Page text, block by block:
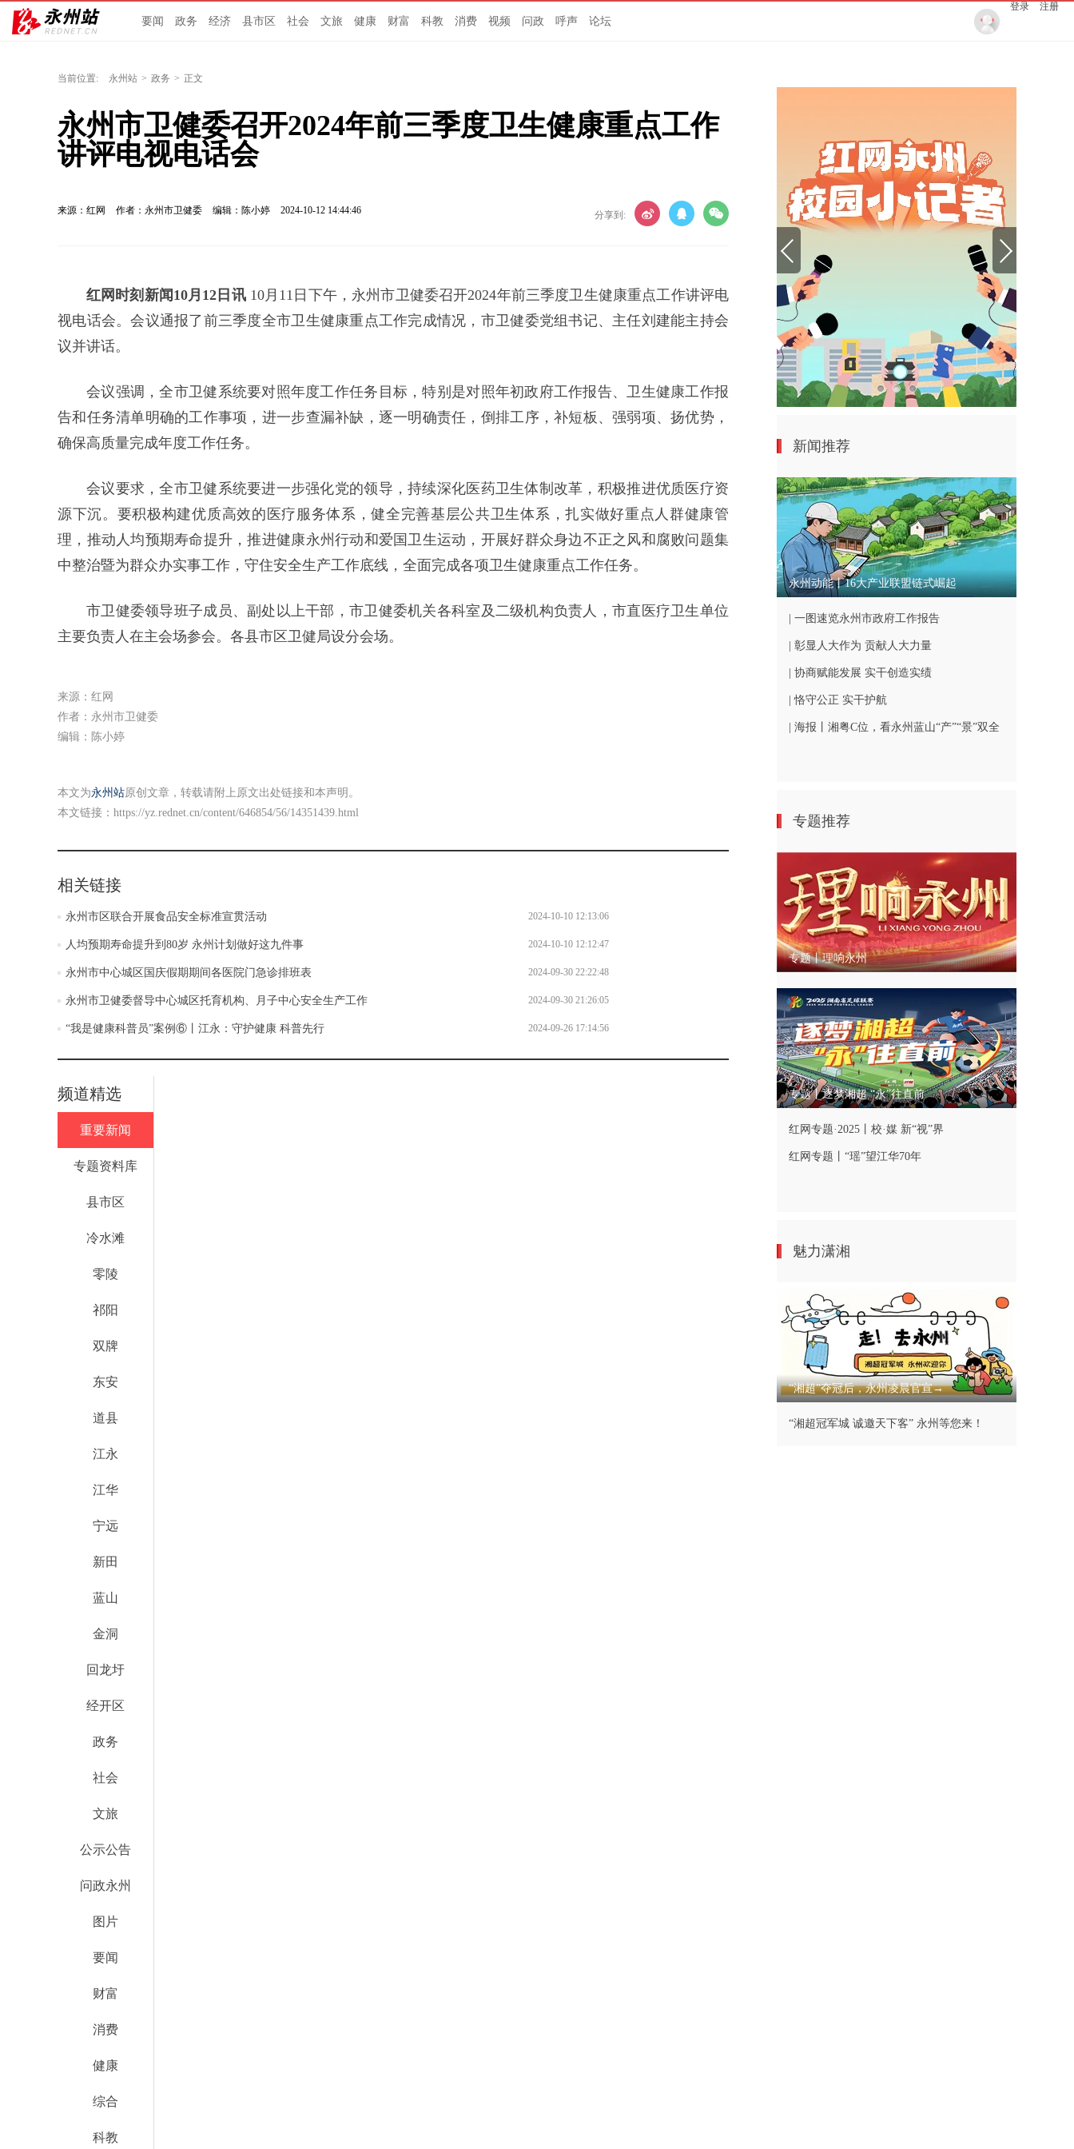
要闻 政务 经济 县市区 社会 文旅 健康 财富 科教 消费 视频 问政 呼声 论坛
登录 注册
当前位置: 永州站 > 政务 > 正文
永州市卫健委召开2024年前三季度卫生健康重点工作
讲评电视电话会
来源：红网 作者：永州市卫健委 编辑：陈小婷 2024-10-12 14:44:46 分享到:
红网时刻新闻10月12日讯10月11日下午，永州市卫健委召开2024年前三季度卫生健康重点工作讲评电
视电话会。会议通报了前三季度全市卫生健康重点工作完成情况，市卫健委党组书记、主任刘建能主持会
议并讲话。
会议强调，全市卫健系统要对照年度工作任务目标，特别是对照年初政府工作报告、卫生健康工作报
告和任务清单明确的工作事项，进一步查漏补缺，逐一明确责任，倒排工序，补短板、强弱项、扬优势，
确保高质量完成年度工作任务。
会议要求，全市卫健系统要进一步强化党的领导，持续深化医药卫生体制改革，积极推进优质医疗资
源下沉。要积极构建优质高效的医疗服务体系，健全完善基层公共卫生体系，扎实做好重点人群健康管
理，推动人均预期寿命提升，推进健康永州行动和爱国卫生运动，开展好群众身边不正之风和腐败问题集
中整治暨为群众办实事工作，守住安全生产工作底线，全面完成各项卫生健康重点工作任务。
市卫健委领导班子成员、副处以上干部，市卫健委机关各科室及二级机构负责人，市直医疗卫生单位
主要负责人在主会场参会。各县市区卫健局设分会场。
来源：红网
作者：永州市卫健委
编辑：陈小婷
本文为永州站原创文章，转载请附上原文出处链接和本声明。
本文链接： https://yz.rednet.cn/content/646854/56/14351439.html
相关链接
永州市区联合开展食品安全标准宣贯活动 2024-10-10 12:13:06
人均预期寿命提升到80岁 永州计划做好这九件事 2024-10-10 12:12:47
永州市中心城区国庆假期期间各医院门急诊排班表 2024-09-30 22:22:48
永州市卫健委督导中心城区托育机构、月子中心安全生产工作 2024-09-30 21:26:05
“我是健康科普员”案例⑥丨江永：守护健康 科普先行 2024-09-26 17:14:56
频道精选
重要新闻
专题资料库
县市区
冷水滩
零陵
祁阳
双牌
东安
道县
江永
江华
宁远
新田
蓝山
金洞
回龙圩
经开区
政务
社会
文旅
公示公告
问政永州
图片
要闻
财富
消费
健康
综合
科教
新闻推荐
永州动能丨16大产业联盟链式崛起
| 一图速览永州市政府工作报告
| 彰显人大作为 贡献人大力量
| 协商赋能发展 实干创造实绩
| 恪守公正 实干护航
| 海报丨湘粤C位，看永州蓝山“产”“景”双全
专题推荐
专题丨理响永州
专题丨逐梦湘超 “永”往直前
红网专题·2025丨校·媒 新“视”界
红网专题丨“瑶”望江华70年
魅力潇湘
“湘超”夺冠后，永州凌晨官宣→
“湘超冠军城 诚邀天下客” 永州等您来！